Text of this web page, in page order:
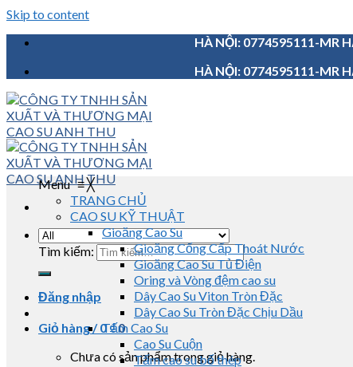
Skip to content
HÀ NỘI: 0774595111-MR
HÀ NỘI: 0774595111-MR
Tìm kiếm:
Đăng nhập
Giỏ hàng /0₫0
Chưa có sản phẩm trong giỏ hàng.
Menu≡╳
TRANG CHỦ
CAO SU KỸ THUẬT
Gioăng Cao Su
Gioăng Cống Cấp Thoát Nước
Gioăng Cao Su Tủ Điện
Oring và Vòng đệm cao su
Dây Cao Su Viton Tròn Đặc
Dây Cao Su Tròn Đặc Chịu Dầu
Tấm Cao Su
Cao Su Cuộn
Tấm cao su bố thép